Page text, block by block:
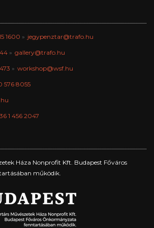
1600 jegypenztar@trafo.hu
gallery@trafo.hu
workshop@wsf.hu
576 8055
1 456 2047
Háza Nonprofit Kft. Budapest Főváros
működik.